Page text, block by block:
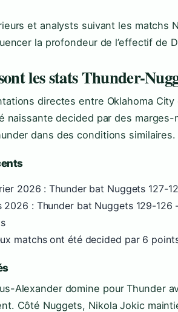
et analysts suivant les matchs
la profondeur de l’effectif de
les stats Thunder-
directes entre Oklahoma
naissante decided par des
dans des conditions similaires.
2026 : Thunder bat Nuggets 127-
2026 : Thunder bat Nuggets 129-
matchs ont été decided par 6
Alexander domine pour Thunder
Côté Nuggets, Nikola Jokic